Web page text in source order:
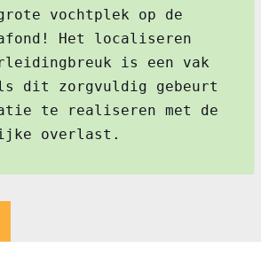
vochtplek op de
Het localiseren
is een vak
dit zorgvuldig gebeurt
te realiseren met de
overlast.